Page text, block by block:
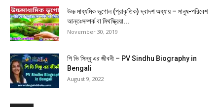
উচ্চ মাধ্যমিক ভূগোল (প্রাকৃতিক) দ্বাদশ অধ্যায় – মানুষ-পরিবেশ
আন্তঃসম্পর্ক বা মিথস্ক্রিয়া...
November 30, 2019
পি ভি সিন্ধু এর জীবনী – PV Sindhu Biography in
Bengali
August 9, 2022